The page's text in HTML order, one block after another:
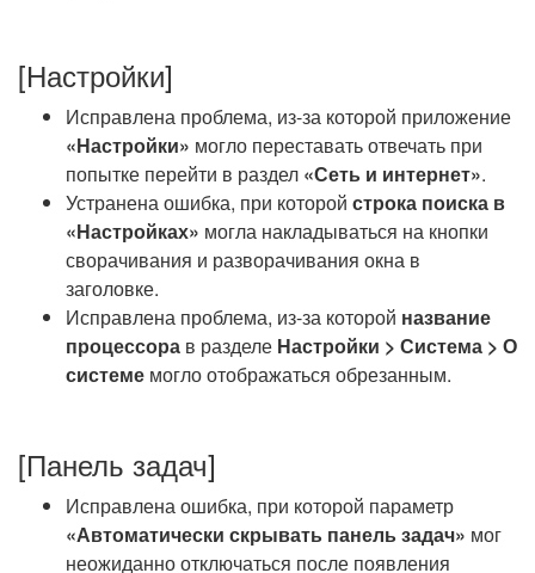
[Настройки]
Исправлена проблема, из-за которой приложение
«Настройки» могло переставать отвечать при
попытке перейти в раздел «Сеть и интернет».
Устранена ошибка, при которой строка поиска в
«Настройках» могла накладываться на кнопки
сворачивания и разворачивания окна в
заголовке.
Исправлена проблема, из-за которой название
процессора в разделе Настройки > Система > О
системе могло отображаться обрезанным.
[Панель задач]
Исправлена ошибка, при которой параметр
«Автоматически скрывать панель задач» мог
неожиданно отключаться после появления